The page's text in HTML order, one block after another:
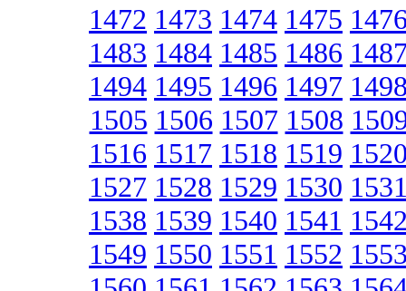
1472 1473 1474 1475
1483 1484 1485 1486
1494 1495 1496 1497
1505 1506 1507 1508
1516 1517 1518 1519
1527 1528 1529 1530
1538 1539 1540 1541
1549 1550 1551 1552